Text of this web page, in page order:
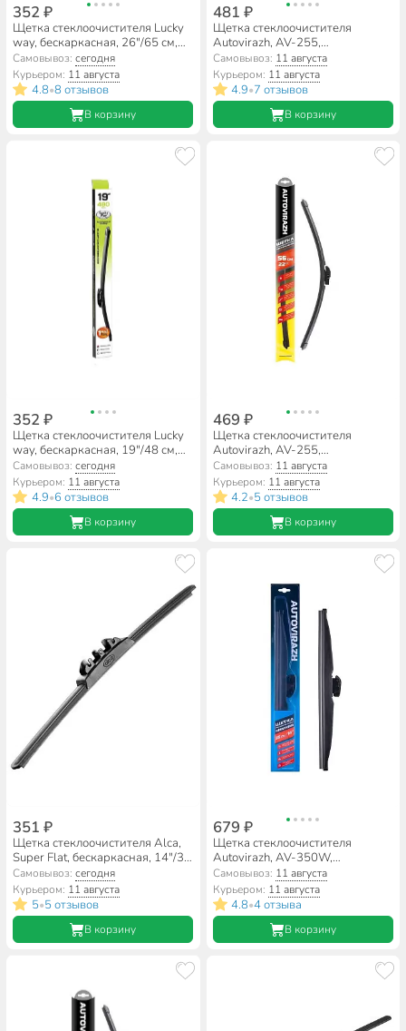
352 ₽
Щетка стеклоочистителя Lucky
way, бескаркасная, 26"/65 см,
SCHET164
Самовывоз:сегодня
Курьером: 11 августа
4.8•8 отзывов
В корзину
481 ₽
Щетка стеклоочистителя
Autovirazh, AV-255,
бескаркасная, мультиадаптер,
26"/65 см, AV-002617
Самовывоз: 11 августа
Курьером: 11 августа
4.9•7 отзывов
В корзину
352 ₽
Щетка стеклоочистителя Lucky
way, бескаркасная, 19"/48 см,
SCHET158
Самовывоз:сегодня
Курьером: 11 августа
4.9•6 отзывов
В корзину
469 ₽
Щетка стеклоочистителя
Autovirazh, AV-255,
бескаркасная, мультиадаптер,
22"/56 см, AV-002217
Самовывоз: 11 августа
Курьером: 11 августа
4.2•5 отзывов
В корзину
351 ₽
Щетка стеклоочистителя Alca,
Super Flat, бескаркасная, 14"/35
см, 044000
Самовывоз:сегодня
Курьером: 11 августа
5•5 отзывов
В корзину
679 ₽
Щетка стеклоочистителя
Autovirazh, AV-350W,
каркасная, 14"/35 см, зимняя,
AV-001433
Самовывоз: 11 августа
Курьером: 11 августа
4.8•4 отзыва
В корзину